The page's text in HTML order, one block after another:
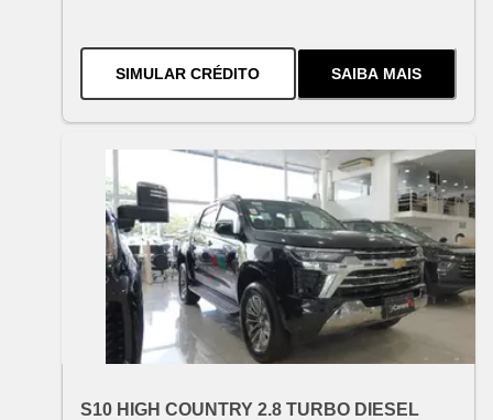
SIMULAR CRÉDITOPARA O S10 LTZ 2.8 TURBO
SAIBA MAIS
SOBRE
VARIANT: CHEVROLET
S10 HIGH COUNTRY 2.8 TURBO DIESEL